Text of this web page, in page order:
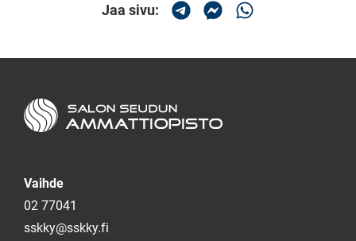
Jaa sivu:
Jaa Telegramissa
Jaa Messengerissä
Jaa Whatsapissa
Vaihde
02 77041
sskky@sskky.fi